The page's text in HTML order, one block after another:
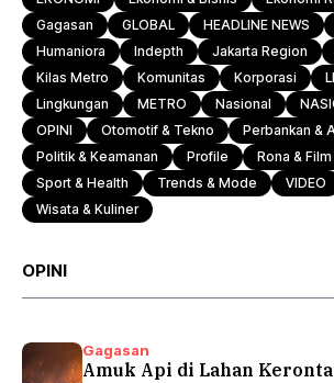
Gagasan
GLOBAL HEADLINE NEWS
Humaniora
Indepth Jakarta Region
Kilas Metro
Komunitas Korporasi
Lingkungan
METRO Nasional
OPINI
Otomotif & Tekno
Perbankan &
Politik & Keamanan
Profile Rona & Film
Sport & Health
Trends & Mode
VIDEO
Wisata & Kuliner
OPINI
Gagasan
Amuk Api di Lahan